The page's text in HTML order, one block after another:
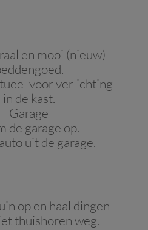
en mooi (nieuw)
voor verlichting
in de kast.
Garage
de garage op.
uit de garage.
op en haal dingen
thuishoren weg.